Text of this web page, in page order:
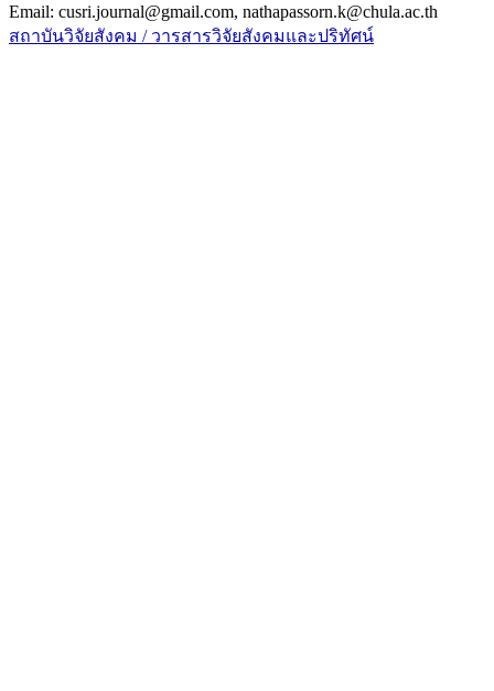
Email: cusri.journal@gmail.com, nathapassorn.k@chula.ac.th
สถาบันวิจัยสังคม / วารสารวิจัยสังคมและปริทัศน์